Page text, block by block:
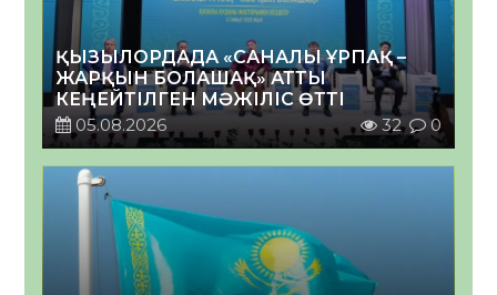
ҚЫЗЫЛОРДАДА «САНАЛЫ ҰРПАҚ –
ЖАРҚЫН БОЛАШАҚ» АТТЫ
КЕҢЕЙТІЛГЕН МӘЖІЛІС ӨТТІ
05.08.2026
32 0